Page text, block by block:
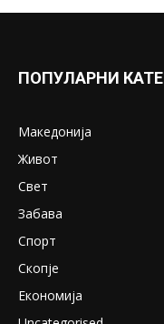
ПОПУЛАРНИ
Македонија
Живот
Свет
Забава
Спорт
Скопје
Економија